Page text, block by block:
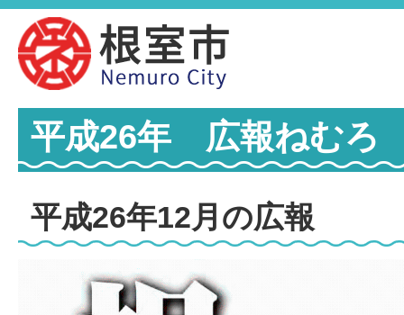
平成26年 広報ねむろ
平成26年12月の広報